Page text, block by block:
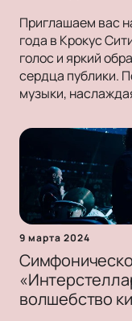
Приглашаем вас
года в Крокус
голос и яркий
сердца публики.
музыки,
9 марта 2024
волшебство